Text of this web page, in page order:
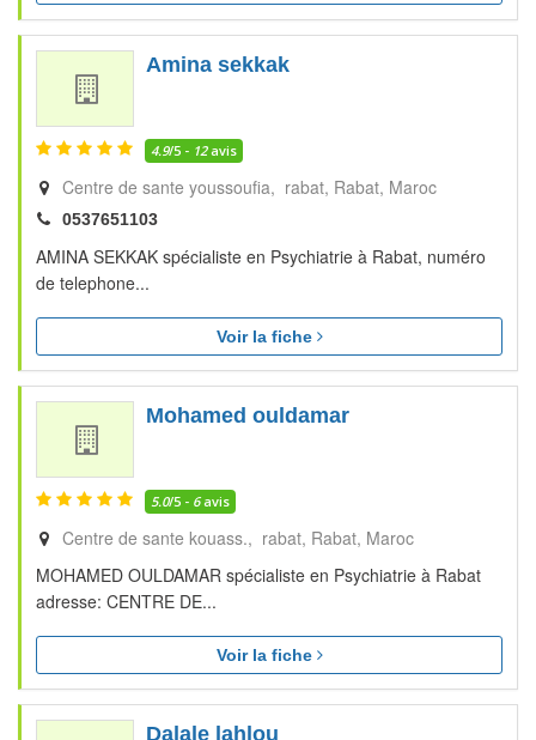
Amina sekkak
4.9/5 - 12avis
Centre de sante youssoufia, rabat Rabat Maroc
0537651103
AMINA SEKKAK spécialiste en Psychiatrie à Rabat, numéro
de telephone...
Voir la fiche
Mohamed ouldamar
5.0/5 - 6avis
Centre de sante kouass., rabat Rabat Maroc
MOHAMED OULDAMAR spécialiste en Psychiatrie à Rabat
adresse: CENTRE DE...
Voir la fiche
Dalale lahlou